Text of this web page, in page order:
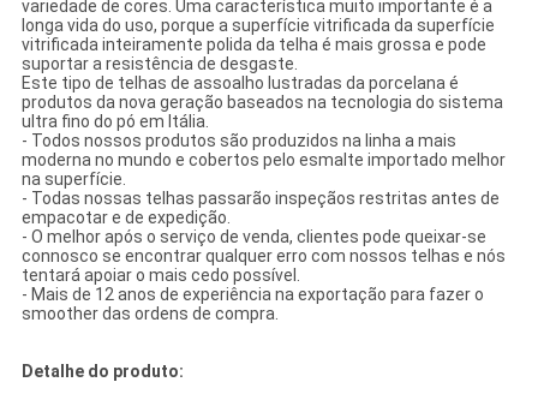
variedade de cores. Uma característica muito importante é a
longa vida do uso, porque a superfície vitrificada da superfície
vitrificada inteiramente polida da telha é mais grossa e pode
suportar a resistência de desgaste.
Este tipo de telhas de assoalho lustradas da porcelana é
produtos da nova geração baseados na tecnologia do sistema
ultra fino do pó em Itália.
- Todos nossos produtos são produzidos na linha a mais
moderna no mundo e cobertos pelo esmalte importado melhor
na superfície.
- Todas nossas telhas passarão inspeçãos restritas antes de
empacotar e de expedição.
- O melhor após o serviço de venda, clientes pode queixar-se
connosco se encontrar qualquer erro com nossos telhas e nós
tentará apoiar o mais cedo possível.
- Mais de 12 anos de experiência na exportação para fazer o
smoother das ordens de compra.
Detalhe do produto: